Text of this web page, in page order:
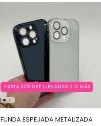
HASTA 20% OFF LLEVANDO 3 O MÁS
FUNDA ESPEJADA METALIZADA